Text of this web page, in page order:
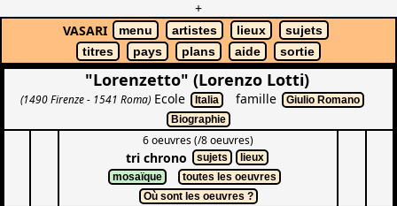
+
VASARI
menu artistes lieux
sujets
titres
pays plans aide sortie
"Lorenzetto" (Lorenzo Lotti)
(1490 Firenze - 1541 Roma) Ecole Italia famille
Giulio Romano
Biographie
6 oeuvres (/8 oeuvres)
tri chrono sujets
lieux
mosaïque
toutes les oeuvres
Où sont les oeuvres ?